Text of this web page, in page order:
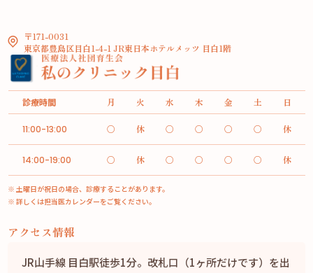
〒171-0031
東京都豊島区目白1-4-1 JR東日本ホテルメッツ 目白1階
診療時間 月 火 水 木 金 土 日
11:00-13:00 ○ 休 ○ ○ ○ ○ 休
14:00-19:00 ○ 休 ○ ○ ○ ○ 休
※ 土曜日が祝日の場合、診療することがあります。
※ 詳しくは担当医カレンダーをご覧ください。
アクセス情報
JR山手線 目白駅徒歩1分。改札口（1ヶ所だけです）を出